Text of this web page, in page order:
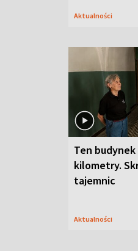
Aktualności
Ten
kilometry.
tajemnic
Aktualności